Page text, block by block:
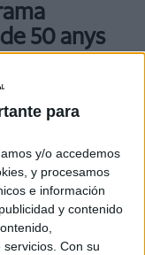
para
y/o accedemos
y procesamos
e información
y contenido
Con su
50 anys
sènior de la
...
Notícia